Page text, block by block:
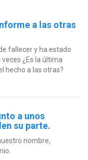
a las otras
fallecer y ha estado
¿Es la última
hecho a las otras?
a unos
su parte.
nombre,